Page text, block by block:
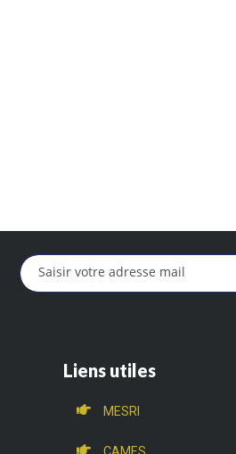
Liens utiles
MESRI